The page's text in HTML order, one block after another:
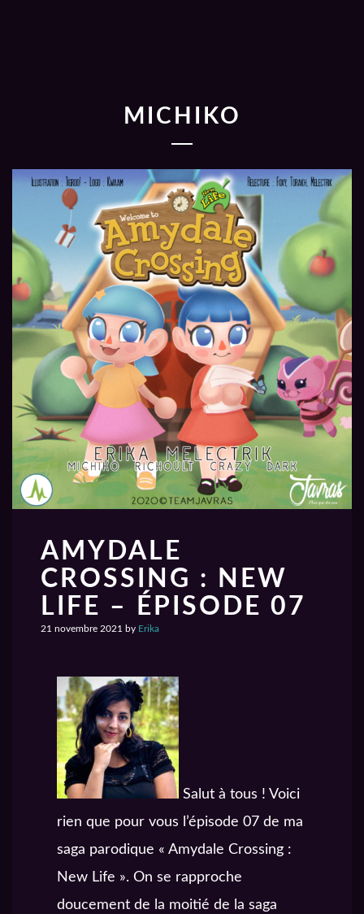
MICHIKO
AMYDALE
CROSSING : NEW
LIFE – ÉPISODE 07
21 novembre 2021 by Erika
Salut à tous ! Voici
rien que pour vous l’épisode 07 de ma
saga parodique « Amydale Crossing :
New Life ». On se rapproche
doucement de la moitié de la saga